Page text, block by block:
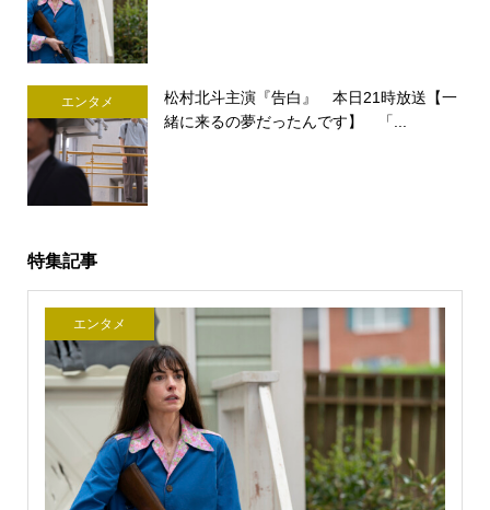
エンタメ
松村北斗主演『告白』 本日21時放送【一
緒に来るの夢だったんです】 「...
特集記事
エンタメ